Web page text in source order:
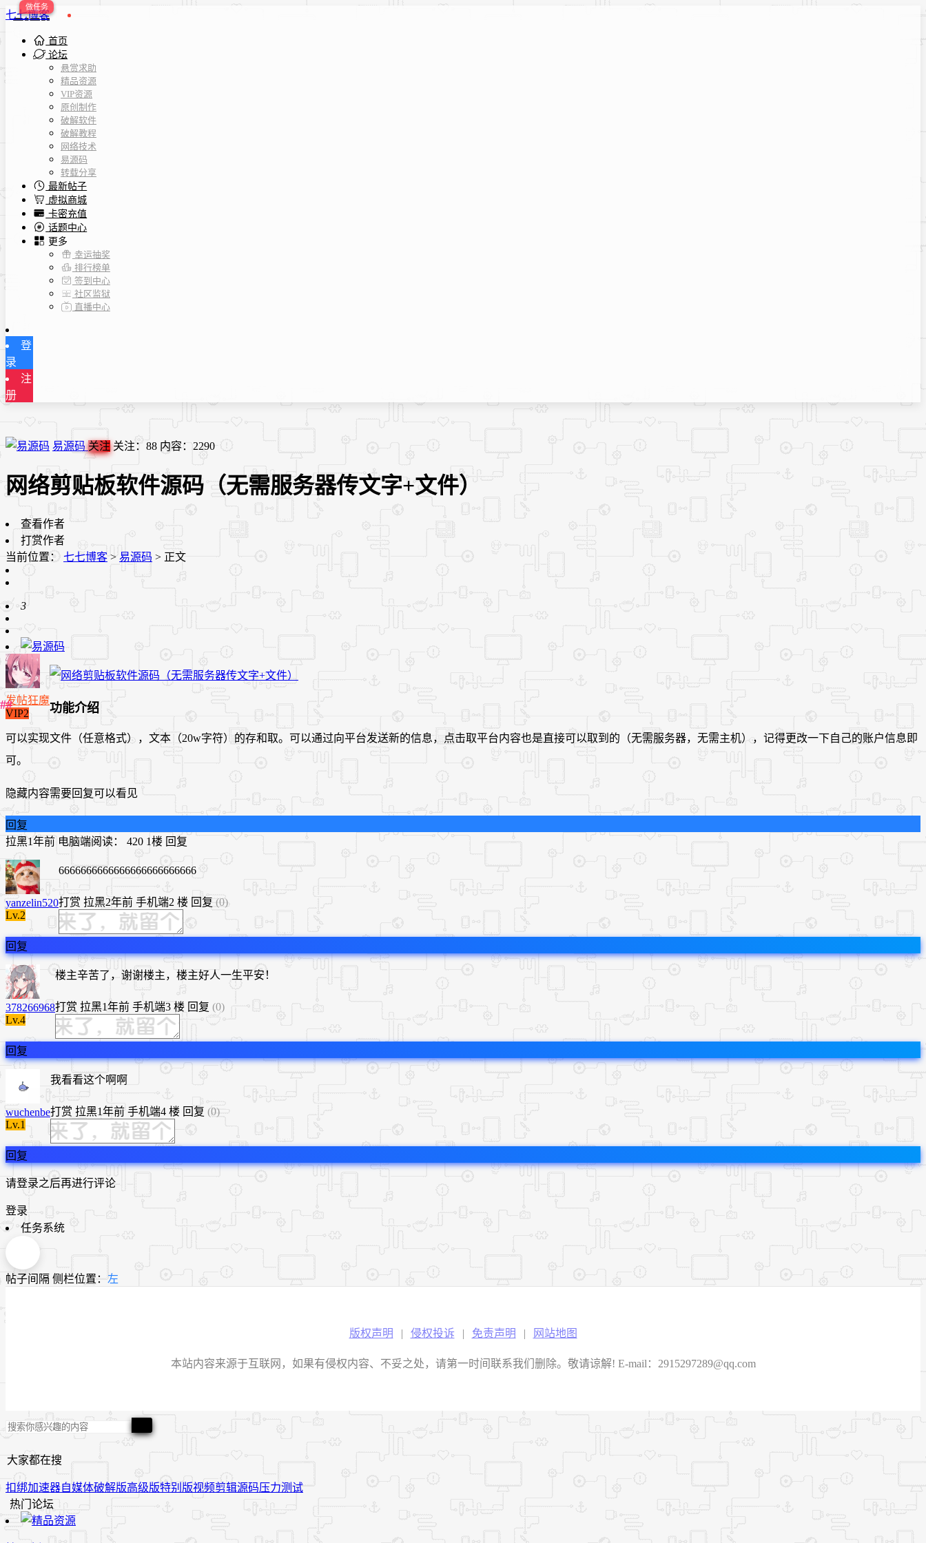
七七博客
首页
论坛
悬赏求助
精品资源
VIP资源
原创制作
破解软件
破解教程
网络技术
易源码
转载分享
最新帖子
虚拟商城
卡密充值
话题中心
更多
幸运抽奖
排行榜单
签到中心
社区监狱
直播中心
登
录
注
册
易源码关注 关注： 88 内容： 2290
网络剪贴板软件源码（无需服务器传文字+文件）
查看作者
打赏作者
当前位置： 七七博客 > 易源码 > 正文
3
发帖狂魔
VIP2
功能介绍
可以实现文件（任意格式），文本（20w字符）的存和取。可以通过向平台发送新的信息，点击取平台内容也是直接可以取到的（无需服务器，无需主机），记得更改一下自己的账户信息即
可。
隐藏内容需要回复可以看见
回复
拉黑1年前 电脑端阅读： 420 1楼 回复
yanzelin520
Lv.2
6666666666666666666666666
打赏 拉黑2年前 手机端2 楼 回复 (0)
回复
378266968
Lv.4
楼主辛苦了，谢谢楼主，楼主好人一生平安！
打赏 拉黑1年前 手机端3 楼 回复 (0)
回复
wuchenbe
Lv.1
我看看这个啊啊
打赏 拉黑1年前 手机端4 楼 回复 (0)
回复
请登录之后再进行评论
登录
任务系统
帖子间隔 侧栏位置： 左
版权声明 | 侵权投诉 | 免责声明 | 网站地图
本站内容来源于互联网，如果有侵权内容、不妥之处，请第一时间联系我们删除。敬请谅解! E-mail：2915297289@qq.com
大家都在搜
扣绑加速器自媒体破解版高级版特别版视频剪辑源码压力测试
热门论坛